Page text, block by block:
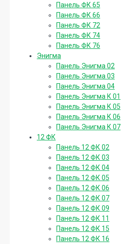
Панель ФК 65
Панель ФК 66
Панель ФК 72
Панель ФК 74
Панель ФК 76
Энигма
Панель Энигма 02
Панель Энигма 03
Панель Энигма 04
Панель Энигма К 01
Панель Энигма К 05
Панель Энигма К 06
Панель Энигма К 07
12 ФК
Панель 12 ФК 02
Панель 12 ФК 03
Панель 12 ФК 04
Панель 12 ФК 05
Панель 12 ФК 06
Панель 12 ФК 07
Панель 12 ФК 09
Панель 12 ФК 11
Панель 12 ФК 15
Панель 12 ФК 16